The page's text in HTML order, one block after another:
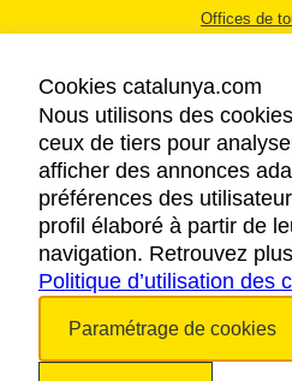
Offices de
MENTIONS
RÈGLES DE
Cookies catalunya.com
Nous utilisons des
ceux de tiers pour
afficher des annonces
préférences des
profil élaboré à partir de
navigation. Retrouvez
Politique d’utilisation des
Paramétrage de cookies